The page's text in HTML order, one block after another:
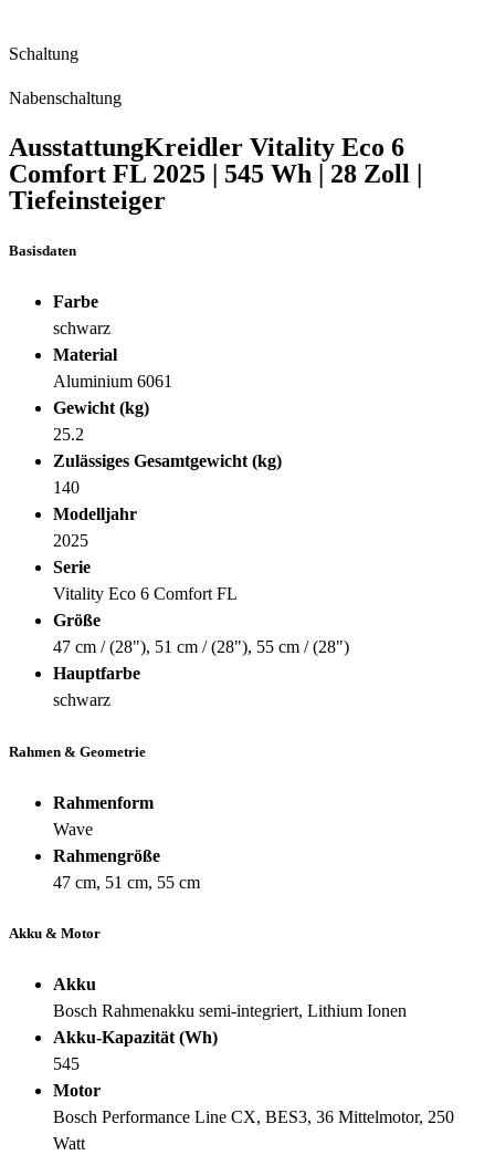
Schaltung
Nabenschaltung
AusstattungKreidler Vitality Eco 6
Comfort FL 2025 | 545 Wh | 28 Zoll |
Tiefeinsteiger
Basisdaten
Farbe
schwarz
Material
Aluminium 6061
Gewicht (kg)
25.2
Zulässiges Gesamtgewicht (kg)
140
Modelljahr
2025
Serie
Vitality Eco 6 Comfort FL
Größe
47 cm / (28"), 51 cm / (28"), 55 cm / (28")
Hauptfarbe
schwarz
Rahmen & Geometrie
Rahmenform
Wave
Rahmengröße
47 cm, 51 cm, 55 cm
Akku & Motor
Akku
Bosch Rahmenakku semi-integriert, Lithium Ionen
Akku-Kapazität (Wh)
545
Motor
Bosch Performance Line CX, BES3, 36 Mittelmotor, 250
Watt